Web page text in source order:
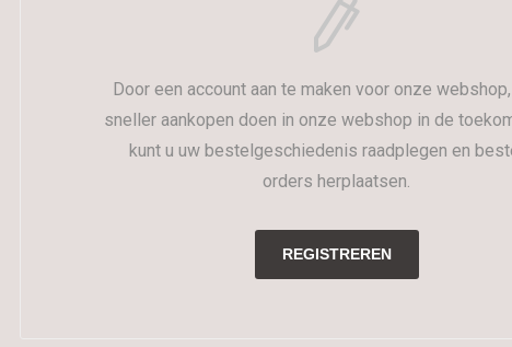
Door een account aan te maken voor onze
sneller aankopen doen in onze webshop in de
kunt u uw bestelgeschiedenis raadplegen en
orders herplaatsen.